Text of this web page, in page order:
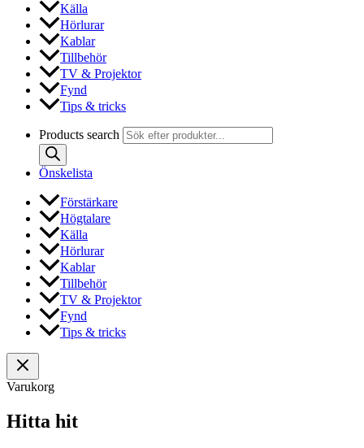
Källa
Hörlurar
Kablar
Tillbehör
TV & Projektor
Fynd
Tips & tricks
Products search
Önskelista
Förstärkare
Högtalare
Källa
Hörlurar
Kablar
Tillbehör
TV & Projektor
Fynd
Tips & tricks
Varukorg
Hitta hit